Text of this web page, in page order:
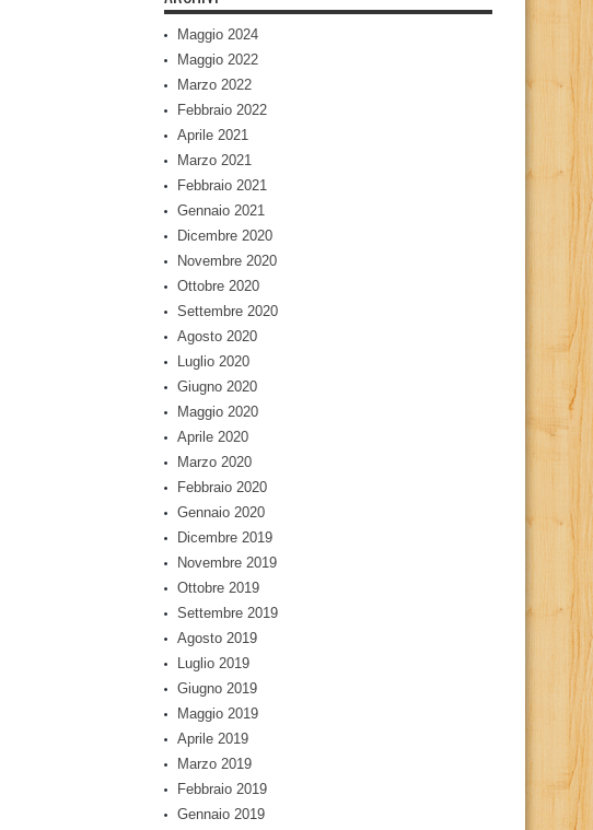
Maggio 2024
Maggio 2022
Marzo 2022
Febbraio 2022
Aprile 2021
Marzo 2021
Febbraio 2021
Gennaio 2021
Dicembre 2020
Novembre 2020
Ottobre 2020
Settembre 2020
Agosto 2020
Luglio 2020
Giugno 2020
Maggio 2020
Aprile 2020
Marzo 2020
Febbraio 2020
Gennaio 2020
Dicembre 2019
Novembre 2019
Ottobre 2019
Settembre 2019
Agosto 2019
Luglio 2019
Giugno 2019
Maggio 2019
Aprile 2019
Marzo 2019
Febbraio 2019
Gennaio 2019